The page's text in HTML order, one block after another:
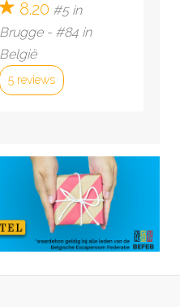
8.20 #5 in
Brugge - #84 in
België
5 reviews